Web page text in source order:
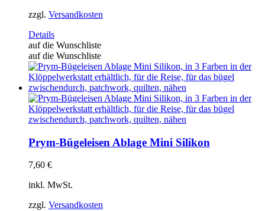
zzgl. Versandkosten
Details
auf die Wunschliste
auf die Wunschliste
Prym-Bügeleisen Ablage Mini Silikon
7,60 €
inkl. MwSt.
zzgl. Versandkosten